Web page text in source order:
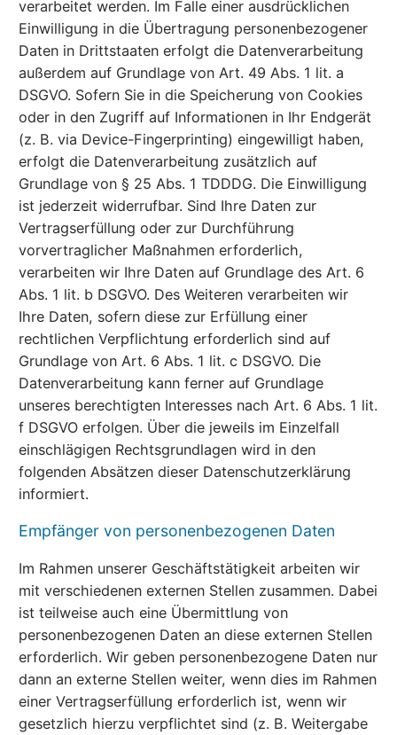
verarbeitet werden. Im Falle einer ausdrücklichen
Einwilligung in die Übertragung personenbezogener
Daten in Drittstaaten erfolgt die Datenverarbeitung
außerdem auf Grundlage von Art. 49 Abs. 1 lit. a
DSGVO. Sofern Sie in die Speicherung von Cookies
oder in den Zugriff auf Informationen in Ihr Endgerät
(z. B. via Device-Fingerprinting) eingewilligt haben,
erfolgt die Datenverarbeitung zusätzlich auf
Grundlage von § 25 Abs. 1 TDDDG. Die Einwilligung
ist jederzeit widerrufbar. Sind Ihre Daten zur
Vertragserfüllung oder zur Durchführung
vorvertraglicher Maßnahmen erforderlich,
verarbeiten wir Ihre Daten auf Grundlage des Art. 6
Abs. 1 lit. b DSGVO. Des Weiteren verarbeiten wir
Ihre Daten, sofern diese zur Erfüllung einer
rechtlichen Verpflichtung erforderlich sind auf
Grundlage von Art. 6 Abs. 1 lit. c DSGVO. Die
Datenverarbeitung kann ferner auf Grundlage
unseres berechtigten Interesses nach Art. 6 Abs. 1 lit.
f DSGVO erfolgen. Über die jeweils im Einzelfall
einschlägigen Rechtsgrundlagen wird in den
folgenden Absätzen dieser Datenschutzerklärung
informiert.
Empfänger von personenbezogenen Daten
Im Rahmen unserer Geschäftstätigkeit arbeiten wir
mit verschiedenen externen Stellen zusammen. Dabei
ist teilweise auch eine Übermittlung von
personenbezogenen Daten an diese externen Stellen
erforderlich. Wir geben personenbezogene Daten nur
dann an externe Stellen weiter, wenn dies im Rahmen
einer Vertragserfüllung erforderlich ist, wenn wir
gesetzlich hierzu verpflichtet sind (z. B. Weitergabe